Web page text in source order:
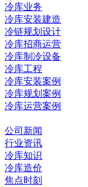
冷库业务
冷库安装建造
冷链规划设计
冷库招商运营
冷库制冷设备
冷库工程
冷库安装案例
冷库规划案例
冷库运营案例
公司新闻
行业资讯
冷库知识
冷库造价
焦点时刻